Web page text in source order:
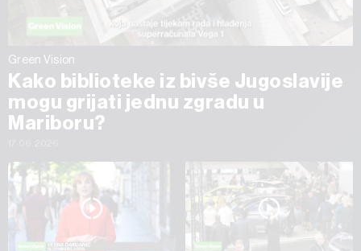
Green Vision
Kako biblioteke iz bivše Jugoslavije
mogu grijati jednu zgradu u
Mariboru?